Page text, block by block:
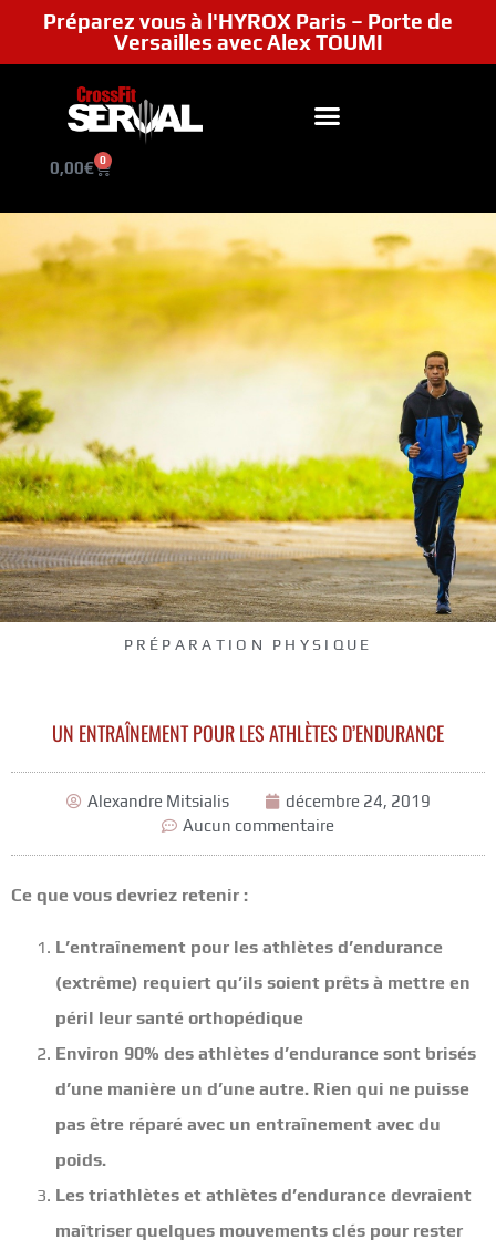
Préparez vous à l'HYROX Paris – Porte de
Versailles avec Alex TOUMI
0,00€ 0
PRÉPARATION PHYSIQUE
UN ENTRAÎNEMENT POUR LES ATHLÈTES D’ENDURANCE
Alexandre Mitsialis
décembre 24, 2019
Aucun commentaire
Ce que vous devriez retenir :
L’entraînement pour les athlètes d’endurance
(extrême) requiert qu’ils soient prêts à mettre en
péril leur santé orthopédique
Environ 90% des athlètes d’endurance sont brisés
d’une manière un d’une autre. Rien qui ne puisse
pas être réparé avec un entraînement avec du
poids.
Les triathlètes et athlètes d’endurance devraient
maîtriser quelques mouvements clés pour rester